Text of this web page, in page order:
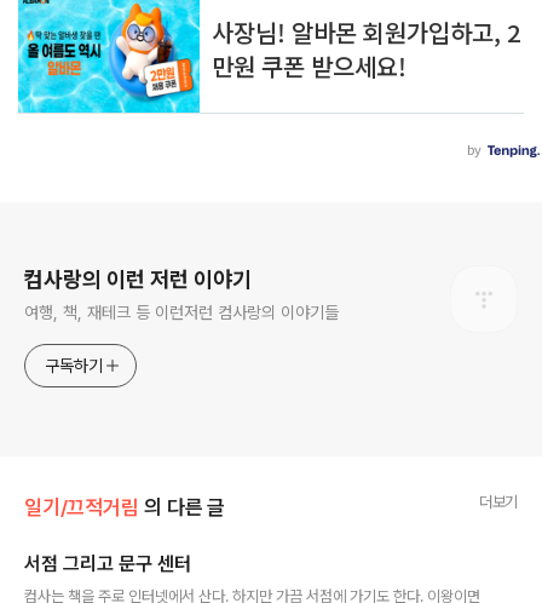
컴사랑의 이런 저런 이야기
여행, 책, 재테크 등 이런저런 컴사랑의 이야기들
구독하기
일기/끄적거림 의 다른 글 더보기
서점 그리고 문구 센터
컴사는 책을 주로 인터넷에서 산다. 하지만 가끔 서점에 가기도 한다. 이왕이면